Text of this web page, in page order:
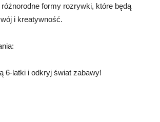
formy rozrywki, które będą
i kreatywność.
6-latki i odkryj świat zabawy!